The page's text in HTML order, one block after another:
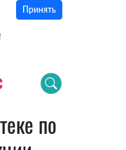
Принять
по